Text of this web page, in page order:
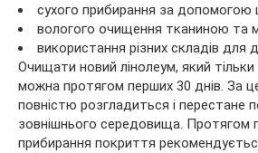
сухого прибирання за допомогою
вологого очищення тканиною та
використання різних складів для
Очищати новий лінолеум, який
можна протягом перших 30 днів. За
повністю розгладиться і перестане
зовнішнього середовища. Протягом
прибирання покриття